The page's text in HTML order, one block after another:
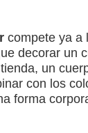
compete ya a
decorar un
un
con los
forma